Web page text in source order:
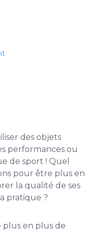
des objets
performances ou
de sport ! Quel
pour être plus en
la qualité de ses
pratique ?
plus en plus de